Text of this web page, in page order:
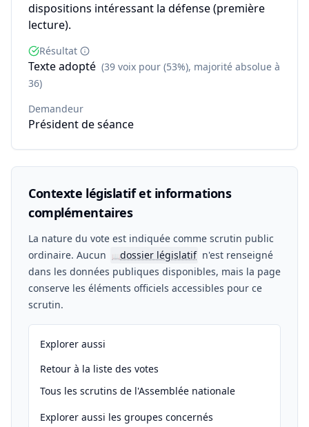
dispositions intéressant la défense (première
lecture).
Résultat
Texte adopté (39 voix pour (53%), majorité absolue à
36)
Demandeur
Président de séance
Contexte législatif et informations
complémentaires
La nature du vote est indiquée comme scrutin public
ordinaire. Aucun
📖dossier législatif n'est renseigné
dans les données publiques disponibles, mais la page
conserve les éléments officiels accessibles pour ce
scrutin.
Explorer aussi
Retour à la liste des votes
Tous les scrutins de l'Assemblée nationale
Explorer aussi les groupes concernés